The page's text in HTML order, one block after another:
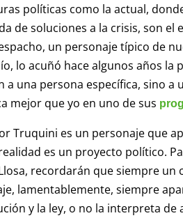
políticas como la actual,
de soluciones a la crisis, son
un personaje típico de
lo acuñó hace algunos años la
a una persona específica, sino a
mejor que yo en uno de sus
Truquini es un personaje que
es un proyecto político.
recordarán que siempre
lamentablemente, siempre
y la ley, o no la interpreta de